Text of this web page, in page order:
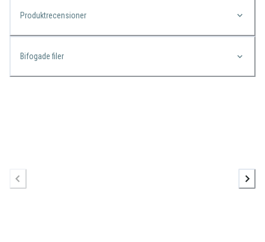
Produktrecensioner
Bifogade filer